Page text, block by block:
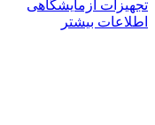
تجهیزات آزمایشگاهی
اطلاعات بیشتر